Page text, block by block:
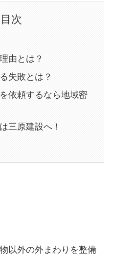
目次
由とは？
失敗とは？
依頼するなら地域密
三原建設へ！
以外の外まわりを整備